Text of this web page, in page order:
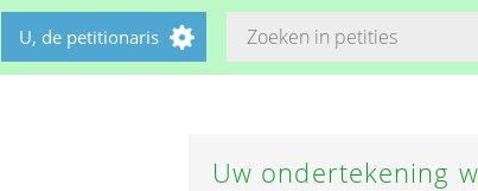
U, de petitionaris
Uw ondertekening